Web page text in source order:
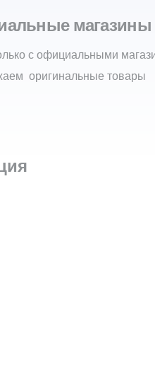
магазины
с официальными
оригинальные товары